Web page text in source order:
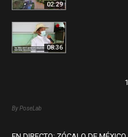
02:29
08:36
1
By PoseLab